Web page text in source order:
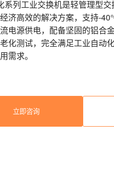
系列工业交换机是轻管理型交
济高效的解决方案，支持-
电源供电，配备坚固的铝合
化测试，完全满足工业自动
需求。
立即咨询